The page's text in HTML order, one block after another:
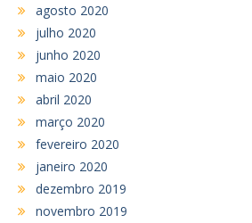
agosto 2020
julho 2020
junho 2020
maio 2020
abril 2020
março 2020
fevereiro 2020
janeiro 2020
dezembro 2019
novembro 2019